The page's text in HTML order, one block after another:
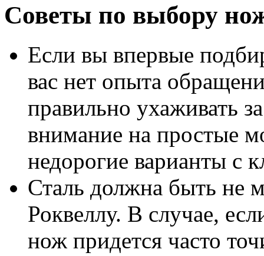
Советы по выбору
Если вы впервые
вас нет опыта
правильно ухаживать
внимание на простые
недорогие варианты с
Сталь должна быть не
Роквеллу. В случае,
нож придется часто